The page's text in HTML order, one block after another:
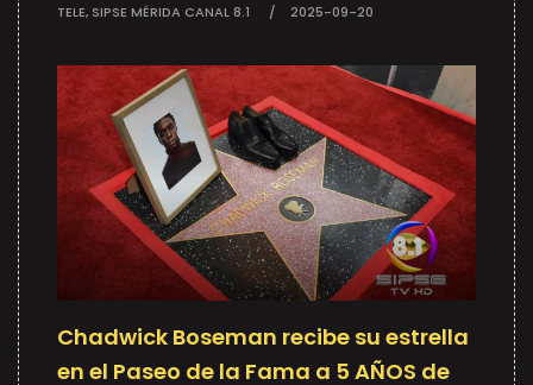
TELE, SIPSE MÉRIDA CANAL 8.1 2025-09-20
Chadwick Boseman recibe su estrella
en el Paseo de la Fama a 5 AÑOS de